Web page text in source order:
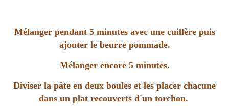
Mélanger pendant 5 minutes avec une cuillère puis
ajouter le beurre pommade.
Mélanger encore 5 minutes.
Diviser la pâte en deux boules et les placer chacune
dans un plat recouverts d'un torchon.